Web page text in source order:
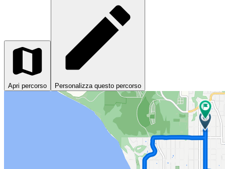
Apri percorso Personalizza questo percorso